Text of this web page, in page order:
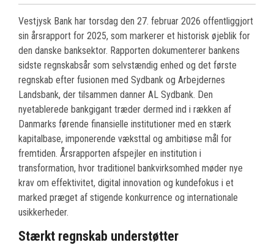
Vestjysk Bank har torsdag den 27. februar 2026 offentliggjort
sin årsrapport for 2025, som markerer et historisk øjeblik for
den danske banksektor. Rapporten dokumenterer bankens
sidste regnskabsår som selvstændig enhed og det første
regnskab efter fusionen med Sydbank og Arbejdernes
Landsbank, der tilsammen danner AL Sydbank. Den
nyetablerede bankgigant træder dermed ind i rækken af
Danmarks førende finansielle institutioner med en stærk
kapitalbase, imponerende væksttal og ambitiøse mål for
fremtiden. Årsrapporten afspejler en institution i
transformation, hvor traditionel bankvirksomhed møder nye
krav om effektivitet, digital innovation og kundefokus i et
marked præget af stigende konkurrence og internationale
usikkerheder.
Stærkt regnskab understøtter